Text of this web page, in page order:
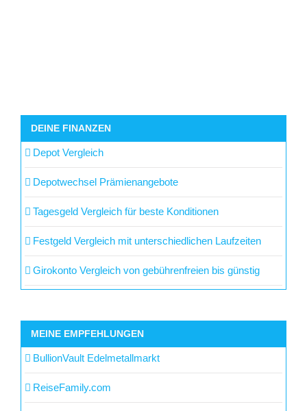
DEINE FINANZEN
Depot Vergleich
Depotwechsel Prämienangebote
Tagesgeld Vergleich für beste Konditionen
Festgeld Vergleich mit unterschiedlichen Laufzeiten
Girokonto Vergleich von gebührenfreien bis günstig
MEINE EMPFEHLUNGEN
BullionVault Edelmetallmarkt
ReiseFamily.com